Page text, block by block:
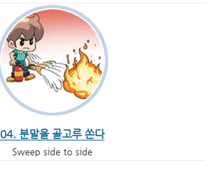
04. 분말을 골고루 쏜다
Sweep side to side